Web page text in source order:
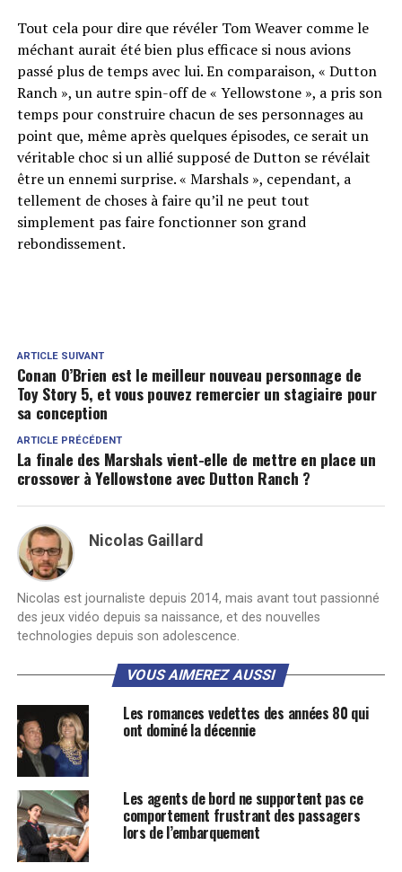
Tout cela pour dire que révéler Tom Weaver comme le
méchant aurait été bien plus efficace si nous avions
passé plus de temps avec lui. En comparaison, « Dutton
Ranch », un autre spin-off de « Yellowstone », a pris son
temps pour construire chacun de ses personnages au
point que, même après quelques épisodes, ce serait un
véritable choc si un allié supposé de Dutton se révélait
être un ennemi surprise. « Marshals », cependant, a
tellement de choses à faire qu’il ne peut tout
simplement pas faire fonctionner son grand
rebondissement.
ARTICLE SUIVANT
Conan O’Brien est le meilleur nouveau personnage de
Toy Story 5, et vous pouvez remercier un stagiaire pour
sa conception
ARTICLE PRÉCÉDENT
La finale des Marshals vient-elle de mettre en place un
crossover à Yellowstone avec Dutton Ranch ?
Nicolas Gaillard
Nicolas est journaliste depuis 2014, mais avant tout passionné
des jeux vidéo depuis sa naissance, et des nouvelles
technologies depuis son adolescence.
VOUS AIMEREZ AUSSI
Les romances vedettes des années 80 qui
ont dominé la décennie
Les agents de bord ne supportent pas ce
comportement frustrant des passagers
lors de l’embarquement